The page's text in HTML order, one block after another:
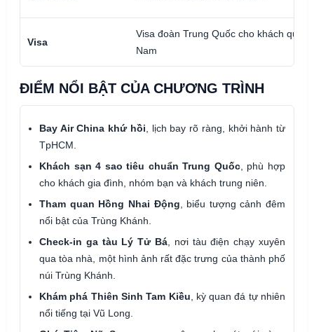
Visa
Visa đoàn Trung Quốc cho khách quốc
Nam
ĐIỂM NỔI BẬT CỦA CHƯƠNG TRÌNH
Bay Air China khứ hồi , lịch bay rõ ràng, khởi hành từ
TpHCM.
Khách sạn 4 sao tiêu chuẩn Trung Quốc, phù hợp
cho khách gia đình, nhóm bạn và khách trung niên.
Tham quan Hồng Nhai Động , biểu tượng cảnh đêm
nổi bật của Trùng Khánh.
Check-in ga tàu Lý Tử Bá , nơi tàu điện chạy xuyên
qua tòa nhà, một hình ảnh rất đặc trưng của thành phố
núi Trùng Khánh.
Khám phá Thiên Sinh Tam Kiều , kỳ quan đá tự nhiên
nổi tiếng tại Vũ Long.